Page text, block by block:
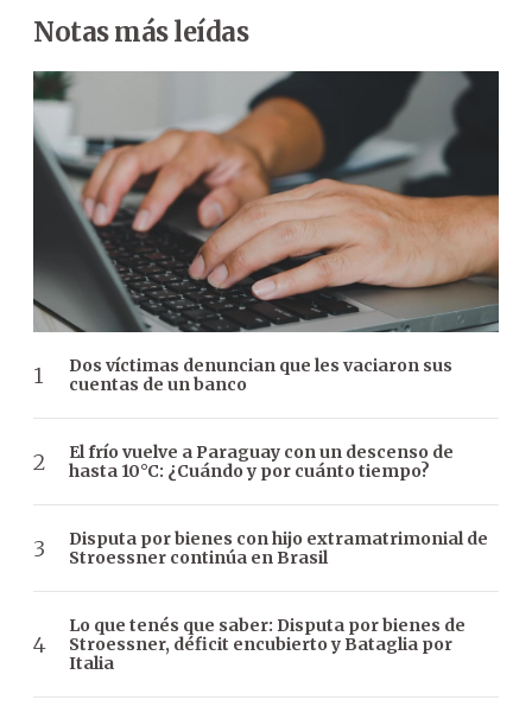
Notas más leídas
Dos víctimas denuncian que les vaciaron sus
cuentas de un banco
El frío vuelve a Paraguay con un descenso de
hasta 10°C: ¿Cuándo y por cuánto tiempo?
Disputa por bienes con hijo extramatrimonial de
Stroessner continúa en Brasil
Lo que tenés que saber: Disputa por bienes de
Stroessner, déficit encubierto y Bataglia por
Italia